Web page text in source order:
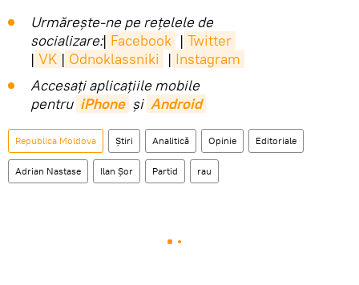
Urmărește-ne pe rețelele de
socializare:| Facebook | Twitter
| VK | Odnoklassniki | Instagram
Accesaţi aplicaţiile mobile
pentru iPhone și Android
Republica Moldova Știri Analitică Opinie Editoriale
Adrian Nastase Ilan Șor Partid rau